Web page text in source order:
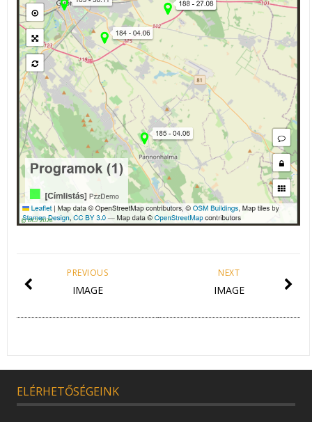
NEXT
IMAGE
PREVIOUS
IMAGE
ELÉRHETŐSÉGEINK